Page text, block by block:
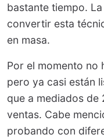
bastante tiempo.
convertir esta
en masa.
Por el momento no
pero ya casi están
que a mediados de
ventas. Cabe
probando con